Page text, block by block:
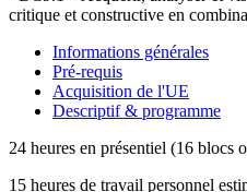
critique et constructive en
Informations générales
Pré-requis
Acquisition de l'UE
Descriptif & programme
24 heures en présentiel (16 blocs
15 heures de travail personnel